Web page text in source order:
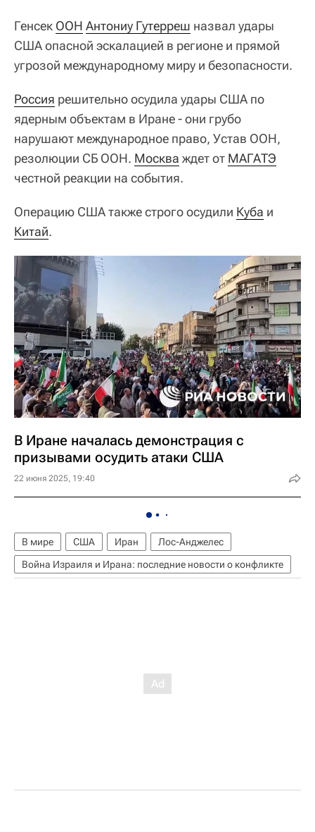
Генсек ООН Антониу Гутерреш назвал удары
США опасной эскалацией в регионе и прямой
угрозой международному миру и безопасности.
Россия решительно осудила удары США по
ядерным объектам в Иране - они грубо
нарушают международное право, Устав ООН,
резолюции СБ ООН. Москва ждет от МАГАТЭ
честной реакции на события.
Операцию США также строго осудили Куба и
Китай.
В Иране началась демонстрация с
призывами осудить атаки США
22 июня 2025, 19:40
В мире США Иран
Лос-Анджелес
Война Израиля и Ирана: последние новости о конфликте